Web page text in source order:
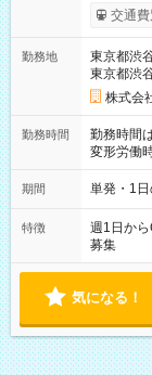
いOK！
ンビニATM
交通費
勤務地
東京都渋
東京都渋
株式会
勤務時間
勤務時間
変形労働時間制
～21：00
期間 単発・1
特徴
週1日か
募集
気になる！